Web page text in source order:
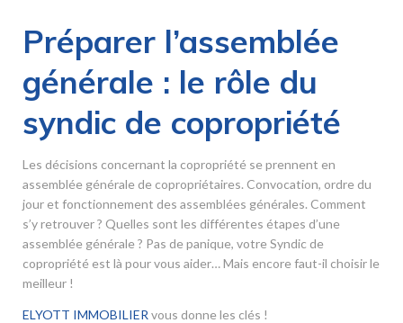
Préparer l’assemblée
générale : le rôle du
syndic de copropriété
Les décisions concernant la copropriété se prennent en
assemblée générale de copropriétaires. Convocation, ordre du
jour et fonctionnement des assemblées générales. Comment
s’y retrouver ? Quelles sont les différentes étapes d’une
assemblée générale ? Pas de panique, votre Syndic de
copropriété est là pour vous aider… Mais encore faut-il choisir le
meilleur !
ELYOTT IMMOBILIER vous donne les clés !